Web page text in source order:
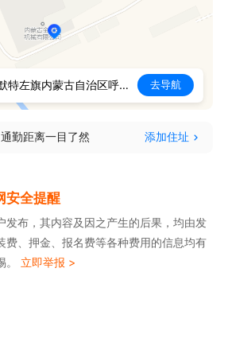
呼和浩特市土默特左旗内蒙古自治区呼和浩特市土默特左旗达尔架大西营村西北 去导航
勤距离一目了然 添加住址
安全提醒
发布，其内容及因之产生的后果，均由发
费、押金、报名费等各种费用的信息均有
。 立即举报 >